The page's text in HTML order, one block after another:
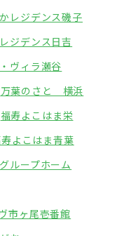
レジデンス磯子
ジデンス日吉
ヴィラ瀬谷
万葉のさと 横浜
福寿よこはま栄
よこはま青葉
ループホーム
市ヶ尾壱番館